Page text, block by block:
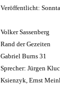
Veröffentlicht:
Volker Sassenberg
Rand der Gezeiten
Gabriel Burns 31
Sprecher: Jürgen
Ksienzyk, Ernst